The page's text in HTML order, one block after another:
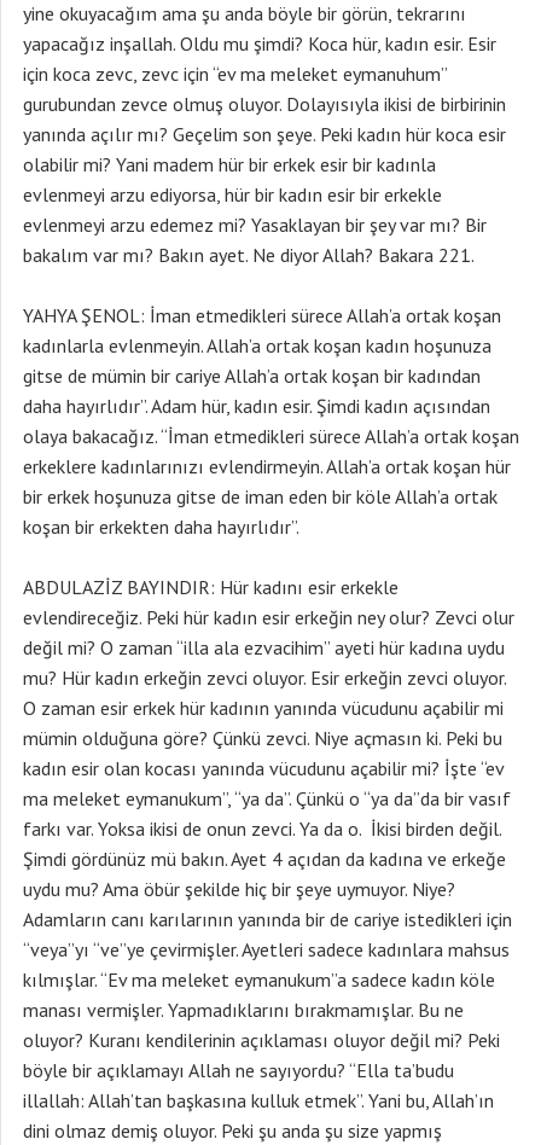
yine okuyacağım ama şu anda böyle bir görün, tekrarını
yapacağız inşallah. Oldu mu şimdi? Koca hür, kadın esir. Esir
için koca zevc, zevc için “ev ma meleket eymanuhum”
gurubundan zevce olmuş oluyor. Dolayısıyla ikisi de birbirinin
yanında açılır mı? Geçelim son şeye. Peki kadın hür koca esir
olabilir mi? Yani madem hür bir erkek esir bir kadınla
evlenmeyi arzu ediyorsa, hür bir kadın esir bir erkekle
evlenmeyi arzu edemez mi? Yasaklayan bir şey var mı? Bir
bakalım var mı? Bakın ayet. Ne diyor Allah? Bakara 221.
YAHYA ŞENOL: İman etmedikleri sürece Allah’a ortak koşan
kadınlarla evlenmeyin. Allah’a ortak koşan kadın hoşunuza
gitse de mümin bir cariye Allah’a ortak koşan bir kadından
daha hayırlıdır”. Adam hür, kadın esir. Şimdi kadın açısından
olaya bakacağız. “İman etmedikleri sürece Allah’a ortak koşan
erkeklere kadınlarınızı evlendirmeyin. Allah’a ortak koşan hür
bir erkek hoşunuza gitse de iman eden bir köle Allah’a ortak
koşan bir erkekten daha hayırlıdır”.
ABDULAZİZ BAYINDIR: Hür kadını esir erkekle
evlendireceğiz. Peki hür kadın esir erkeğin ney olur? Zevci olur
değil mi? O zaman “illa ala ezvacihim” ayeti hür kadına uydu
mu? Hür kadın erkeğin zevci oluyor. Esir erkeğin zevci oluyor.
O zaman esir erkek hür kadının yanında vücudunu açabilir mi
mümin olduğuna göre? Çünkü zevci. Niye açmasın ki. Peki bu
kadın esir olan kocası yanında vücudunu açabilir mi? İşte “ev
ma meleket eymanukum”, “ya da”. Çünkü o “ya da”da bir vasıf
farkı var. Yoksa ikisi de onun zevci. Ya da o. İkisi birden değil.
Şimdi gördünüz mü bakın. Ayet 4 açıdan da kadına ve erkeğe
uydu mu? Ama öbür şekilde hiç bir şeye uymuyor. Niye?
Adamların canı karılarının yanında bir de cariye istedikleri için
“veya”yı “ve”ye çevirmişler. Ayetleri sadece kadınlara mahsus
kılmışlar. “Ev ma meleket eymanukum”a sadece kadın köle
manası vermişler. Yapmadıklarını bırakmamışlar. Bu ne
oluyor? Kuranı kendilerinin açıklaması oluyor değil mi? Peki
böyle bir açıklamayı Allah ne sayıyordu? “Ella ta’budu
illallah: Allah’tan başkasına kulluk etmek”. Yani bu, Allah’ın
dini olmaz demiş oluyor. Peki şu anda şu size yapmış